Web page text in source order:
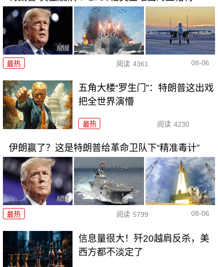
最热 阅读 4361 08-06
五角大楼“罗生门”：特朗普这出戏
把全世界演懵
最热 阅读 4230
伊朗赢了？这是特朗普给革命卫队下“精准毒计”
最热 阅读 5799 08-06
信息量很大！歼20越肩反杀，美
西方都不淡定了